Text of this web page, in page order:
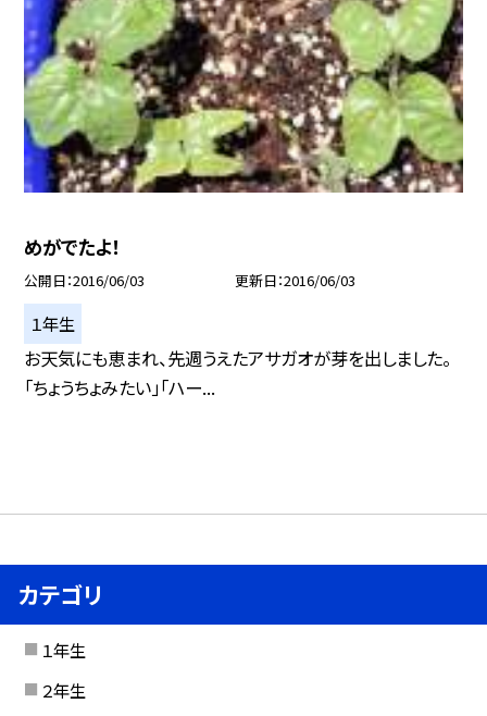
めがでたよ！
公開日 2016/06/03 更新日 2016/06/03
１年生
お天気にも恵まれ、先週うえたアサガオが芽を出しました。
「ちょうちょみたい」「ハー...
カテゴリ
１年生
２年生